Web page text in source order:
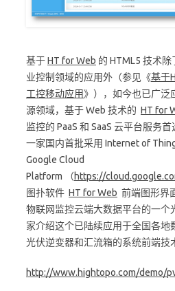
基于HT for Web 的 HTML5 技术
业控制领域的应用外（参见《基于
工控移动应用》），如今也已广泛
源领域，基于 Web 技术的 HT for
监控的 PaaS 和 SaaS 云平台服务
一家国内首批采用 Internet of
Google Cloud
Platform （https://
图扑软件 HT for Web 前端图形界
物联网监控云端大数据平台的一个
家介绍这个已陆续应用于全国各地
光伏逆变器和汇流箱的系统前端技
http://www.hightopo.com/demo/